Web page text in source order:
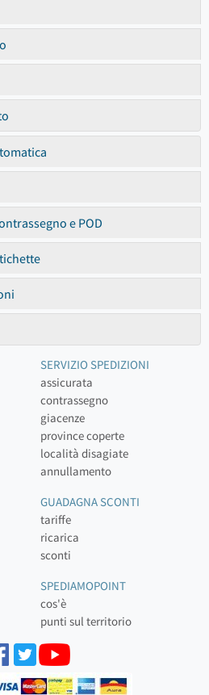
e POD
SERVIZIO SPEDIZIONI
assicurata
contrassegno
giacenze
province coperte
località disagiate
annullamento
GUADAGNA SCONTI
tariffe
ricarica
sconti
SPEDIAMOPOINT
cos'è
punti sul territorio